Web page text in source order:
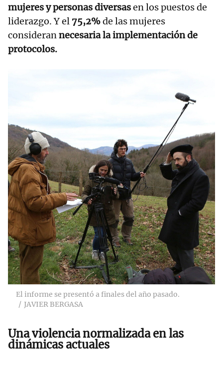
mujeres y personas diversasen los puestos de
liderazgo. Y el 75,2%de las mujeres
considerannecesaria la implementación de
protocolos.
El informe se presentó a finales del año pasado.
JAVIER BERGASA
Una violencia normalizada en las
dinámicas actuales